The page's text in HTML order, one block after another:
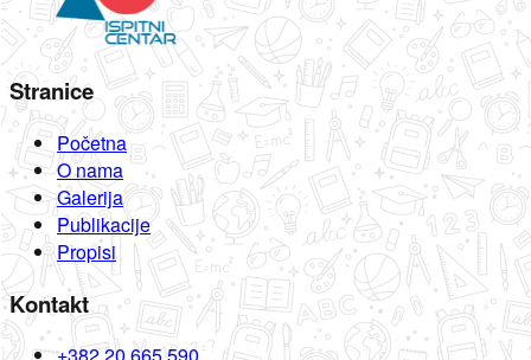
Stranice
Početna
O nama
Galerija
Publikacije
Propisi
Kontakt